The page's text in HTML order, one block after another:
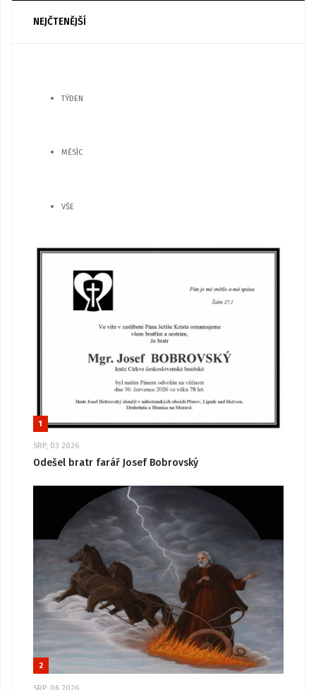
NEJČTENĚJŠÍ
TÝDEN
MĚSÍC
VŠE
1
SRP, 03 2026
Odešel bratr farář Josef Bobrovský
2
SRP, 06 2026